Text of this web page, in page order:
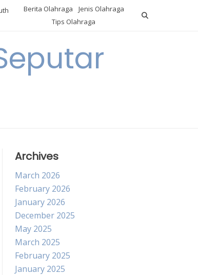
Berita Olahraga
Jenis Olahraga
Tips Olahraga
Archives
March 2026
February 2026
January 2026
December 2025
May 2025
March 2025
February 2025
January 2025